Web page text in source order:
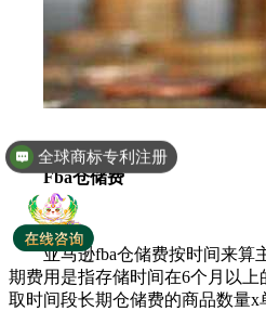
Fba仓储费
亚马逊fba仓储费按时间来算
期费用是指存储时间在6个月以
取时间段长期仓储费的商品数量
全球商标专利注册